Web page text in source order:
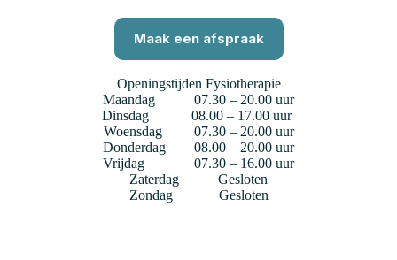
Maak een afspraak
Openingstijden Fysiotherapie
Maandag 07.30 – 20.00 uur
Dinsdag 08.00 – 17.00 uur
Woensdag 07.30 – 20.00 uur
Donderdag 08.00 – 20.00 uur
Vrijdag 07.30 – 16.00 uur
Zaterdag Gesloten
Zondag Gesloten